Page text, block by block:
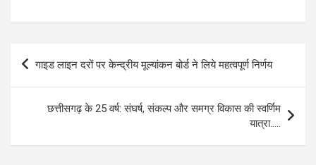
ce
o
o
k
se
g
er
at
s
A
p
p
e
gr
a
m
ail py
n
k
ar
e
Post
navigation
गाइड लाइन दरों पर केन्द्रीय मूल्यांकन बोर्ड ने लिये महत्वपूर्ण निर्णय
छत्तीसगढ़ के 25 वर्ष: संघर्ष, संकल्प और समग्र विकास की स्वर्णिम
यात्रा…..